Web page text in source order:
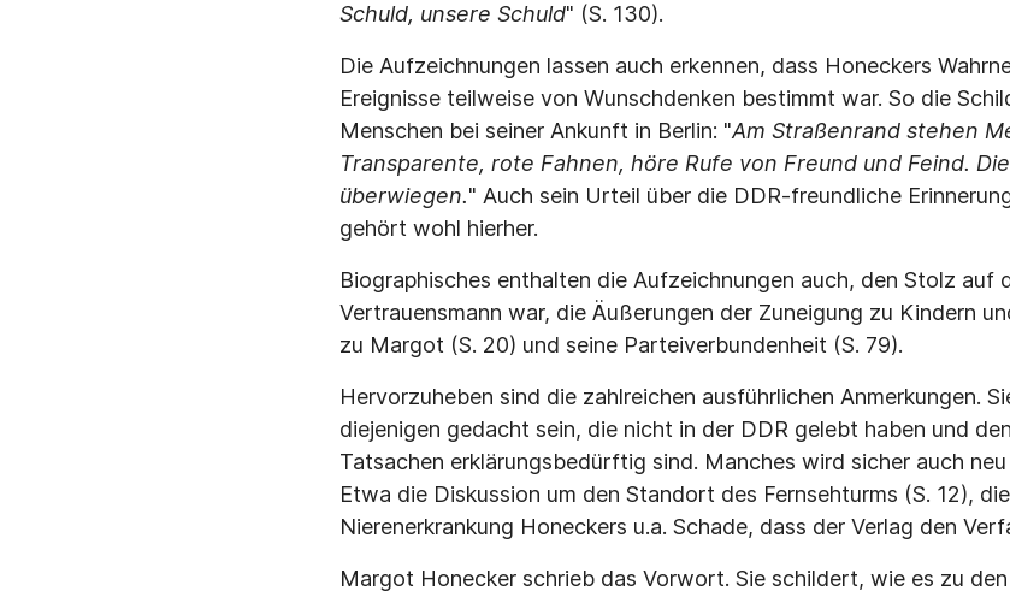
Schuld, unsere Schuld" (S. 130).
Die Aufzeichnungen lassen auch erkennen, dass Honeckers
Ereignisse teilweise von Wunschdenken bestimmt war. So die
Menschen bei seiner Ankunft in Berlin: "Am Straßenrand stehen
Transparente, rote Fahnen, höre Rufe von Freund und Feind.
überwiegen." Auch sein Urteil über die DDR-freundliche
gehört wohl hierher.
Biographisches enthalten die Aufzeichnungen auch, den Stolz auf
Vertrauensmann war, die Äußerungen der Zuneigung zu Kindern
zu Margot (S. 20) und seine Parteiverbundenheit (S. 79).
Hervorzuheben sind die zahlreichen ausführlichen Anmerkungen.
diejenigen gedacht sein, die nicht in der DDR gelebt haben und
Tatsachen erklärungsbedürftig sind. Manches wird sicher auch
Etwa die Diskussion um den Standort des Fernsehturms (S. 12),
Nierenerkrankung Honeckers u.a. Schade, dass der Verlag den
Margot Honecker schrieb das Vorwort. Sie schildert, wie es zu